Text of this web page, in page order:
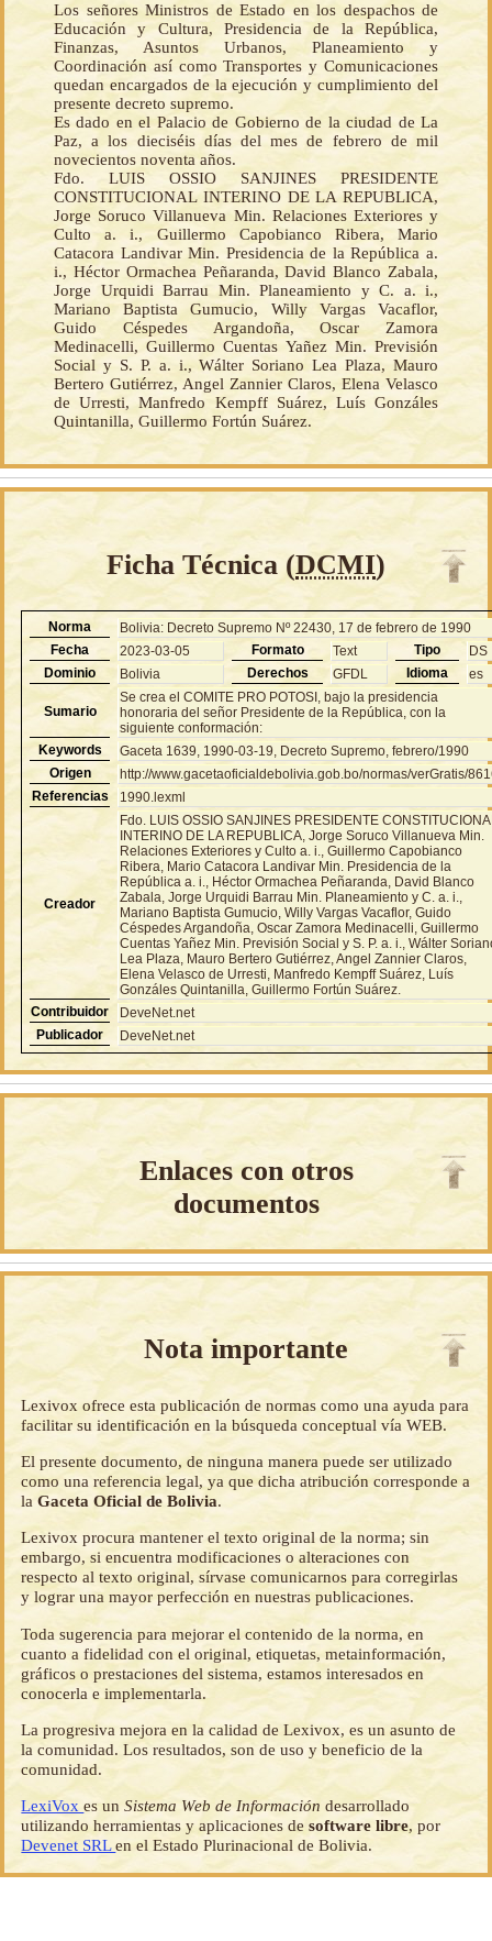
Los señores Ministros de Estado en los despachos de
Educación y Cultura, Presidencia de la República,
Finanzas, Asuntos Urbanos, Planeamiento y
Coordinación así como Transportes y Comunicaciones
quedan encargados de la ejecución y cumplimiento del
presente decreto supremo.
Es dado en el Palacio de Gobierno de la ciudad de La
Paz, a los dieciséis días del mes de febrero de mil
novecientos noventa años.
Fdo. LUIS OSSIO SANJINES PRESIDENTE
CONSTITUCIONAL INTERINO DE LA REPUBLICA,
Jorge Soruco Villanueva Min. Relaciones Exteriores y
Culto a. i., Guillermo Capobianco Ribera, Mario
Catacora Landivar Min. Presidencia de la República a.
i., Héctor Ormachea Peñaranda, David Blanco Zabala,
Jorge Urquidi Barrau Min. Planeamiento y C. a. i.,
Mariano Baptista Gumucio, Willy Vargas Vacaflor,
Guido Céspedes Argandoña, Oscar Zamora
Medinacelli, Guillermo Cuentas Yañez Min. Previsión
Social y S. P. a. i., Wálter Soriano Lea Plaza, Mauro
Bertero Gutiérrez, Angel Zannier Claros, Elena Velasco
de Urresti, Manfredo Kempff Suárez, Luís Gonzáles
Quintanilla, Guillermo Fortún Suárez.
Ficha Técnica (DCMI)
Norma
Bolivia: Decreto Supremo Nº 22430, 17 de febrero de 1990
Fecha
2023-03-05 Formato Text Tipo
DS
Dominio
Bolivia Derechos GFDL Idioma es
Sumario
Se crea el COMITE PRO POTOSI, bajo la presidencia
honoraria del señor Presidente de la República, con la
siguiente conformación:
Keywords
Gaceta 1639, 1990-03-19, Decreto Supremo, febrero/1990
Origen
http://www.gacetaoficialdebolivia.gob.bo/normas/verGratis/
Referencias
1990.lexml
Creador
Fdo. LUIS OSSIO SANJINES PRESIDENTE
INTERINO DE LA REPUBLICA, Jorge Soruco Villanueva Min.
Relaciones Exteriores y Culto a. i., Guillermo Capobianco
Ribera, Mario Catacora Landivar Min. Presidencia de la
República a. i., Héctor Ormachea Peñaranda, David Blanco
Zabala, Jorge Urquidi Barrau Min. Planeamiento y C. a. i.,
Mariano Baptista Gumucio, Willy Vargas Vacaflor, Guido
Céspedes Argandoña, Oscar Zamora Medinacelli, Guillermo
Cuentas Yañez Min. Previsión Social y S. P. a. i., Wálter
Lea Plaza, Mauro Bertero Gutiérrez, Angel Zannier Claros,
Elena Velasco de Urresti, Manfredo Kempff Suárez, Luís
Gonzáles Quintanilla, Guillermo Fortún Suárez.
Contribuidor
DeveNet.net
Publicador
DeveNet.net
Enlaces con otros
documentos
Nota importante
Lexivox ofrece esta publicación de normas como una ayuda para
facilitar su identificación en la búsqueda conceptual vía WEB.
El presente documento, de ninguna manera puede ser utilizado
como una referencia legal, ya que dicha atribución corresponde a
laGaceta Oficial de Bolivia.
Lexivox procura mantener el texto original de la norma; sin
embargo, si encuentra modificaciones o alteraciones con
respecto al texto original, sírvase comunicarnos para corregirlas
y lograr una mayor perfección en nuestras publicaciones.
Toda sugerencia para mejorar el contenido de la norma, en
cuanto a fidelidad con el original, etiquetas, metainformación,
gráficos o prestaciones del sistema, estamos interesados en
conocerla e implementarla.
La progresiva mejora en la calidad de Lexivox, es un asunto de
la comunidad. Los resultados, son de uso y beneficio de la
comunidad.
LexiVoxes unSistema Web de Información desarrollado
utilizando herramientas y aplicaciones desoftware libre, por
Devenet SRLen el Estado Plurinacional de Bolivia.